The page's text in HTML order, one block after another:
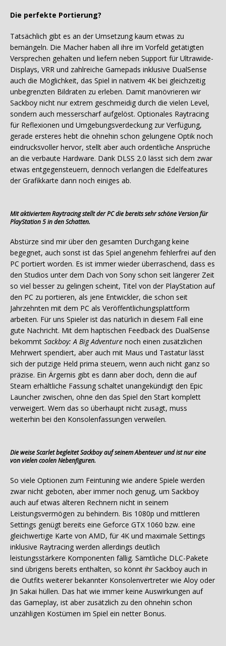
Die perfekte Portierung?
Tatsächlich gibt es an der Umsetzung kaum etwas zu
bemängeln. Die Macher haben all ihre im Vorfeld getätigten
Versprechen gehalten und liefern neben Support für Ultrawide-
Displays, VRR und zahlreiche Gamepads inklusive DualSense
auch die Möglichkeit, das Spiel in nativem 4K bei gleichzeitig
unbegrenzten Bildraten zu erleben. Damit manövrieren wir
Sackboy nicht nur extrem geschmeidig durch die vielen Level,
sondern auch messerscharf aufgelöst. Optionales Raytracing
für Reflexionen und Umgebungsverdeckung zur Verfügung,
gerade ersteres hebt die ohnehin schon gelungene Optik noch
eindrucksvoller hervor, stellt aber auch ordentliche Ansprüche
an die verbaute Hardware. Dank DLSS 2.0 lässt sich dem zwar
etwas entgegensteuern, dennoch verlangen die Edelfeatures
der Grafikkarte dann noch einiges ab.
Mit aktiviertem Raytracing stellt der PC die bereits sehr schöne Version für
PlayStation 5 in den Schatten.
Abstürze sind mir über den gesamten Durchgang keine
begegnet, auch sonst ist das Spiel angenehm fehlerfrei auf den
PC portiert worden. Es ist immer wieder überraschend, dass es
den Studios unter dem Dach von Sony schon seit längerer Zeit
so viel besser zu gelingen scheint, Titel von der PlayStation auf
den PC zu portieren, als jene Entwickler, die schon seit
Jahrzehnten mit dem PC als Veröffentlichungsplattform
arbeiten. Für uns Spieler ist das natürlich in diesem Fall eine
gute Nachricht. Mit dem haptischen Feedback des DualSense
bekommt Sackboy: A Big Adventure noch einen zusätzlichen
Mehrwert spendiert, aber auch mit Maus und Tastatur lässt
sich der putzige Held prima steuern, wenn auch nicht ganz so
präzise. Ein Ärgernis gibt es dann aber doch, denn die auf
Steam erhältliche Fassung schaltet unangekündigt den Epic
Launcher zwischen, ohne den das Spiel den Start komplett
verweigert. Wem das so überhaupt nicht zusagt, muss
weiterhin bei den Konsolenfassungen verweilen.
Die weise Scarlet begleitet Sackboy auf seinem Abenteuer und ist nur eine
von vielen coolen Nebenfiguren.
So viele Optionen zum Feintuning wie andere Spiele werden
zwar nicht geboten, aber immer noch genug, um Sackboy
auch auf etwas älteren Rechnern nicht in seinem
Leistungsvermögen zu behindern. Bis 1080p und mittleren
Settings genügt bereits eine Geforce GTX 1060 bzw. eine
gleichwertige Karte von AMD, für 4K und maximale Settings
inklusive Raytracing werden allerdings deutlich
leistungsstärkere Komponenten fällig. Sämtliche DLC-Pakete
sind übrigens bereits enthalten, so könnt ihr Sackboy auch in
die Outfits weiterer bekannter Konsolenvertreter wie Aloy oder
Jin Sakai hüllen. Das hat wie immer keine Auswirkungen auf
das Gameplay, ist aber zusätzlich zu den ohnehin schon
unzähligen Kostümen im Spiel ein netter Bonus.